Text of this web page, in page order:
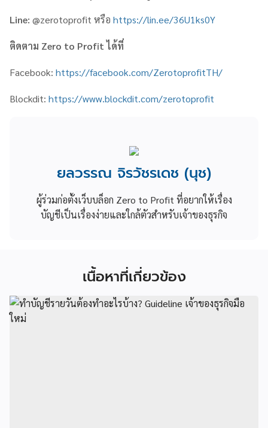
Line: @zerotoprofit หรือ https://lin.ee/36U1ks0Y
ติดตาม Zero to Profitได้ที่
Facebook: https://facebook.com/ZerotoprofitTH/
Blockdit: https://www.blockdit.com/zerotoprofit
ยลวรรณ จิรวัชรเดช (นุช)
ผู้ร่วมก่อตั้งเว็บบล็อก Zero to Profit ที่อยากให้เรื่อง
บัญชีเป็นเรื่องง่ายและใกล้ตัวสำหรับเจ้าของธุรกิจ
เนื้อหาที่เกี่ยวข้อง